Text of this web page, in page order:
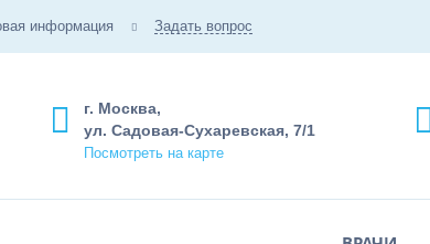
информация Задать вопрос
г. Москва,
ул. Садовая-Сухаревская, 7/1
Посмотреть на карте